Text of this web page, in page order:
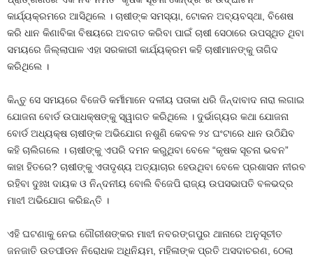
କାର୍ଯ୍ୟକ୍ରମରେ ଆସିଥିଲେ । ଚାଷୀଙ୍କ ସମସ୍ୟା, ଟୋକନ ଅବ୍ୟବସ୍ଥା, ବିଶେଷ
କରି ଧାନ କିଣାବିକା ବିଷୟରେ ଅବଗତ କରିବା ପାଇଁ ଚାଷୀ ସେଠାରେ ଉପସ୍ଥିତ ଥିବା
ସମୟରେ ଜିଲ୍ଲାପାଳ ଏହା ସରକାରୀ କାର୍ଯ୍ୟକ୍ରମ କହି ଚାଷୀମାନଙ୍କୁ ତାଗିଦ
କରିଥିଲେ ।
କିନ୍ତୁ ସେ ସମୟରେ ବିଜେଡି କର୍ମୀମାନେ ଦଳୀୟ ପତାକା ଧରି ଜିନ୍ଦାବାଦ ନାରା ଲଗାଇ
ଯୋଜନା ବୋର୍ଡ ଉପାଧକ୍ଷଙ୍କୁ ସ୍ୱାଗତ କରିଥିଲେ । ଦୁର୍ଭାଗ୍ୟର କଥା ଯୋଜନା
ବୋର୍ଡ ଅଧ୍ୟକ୍ଷ ଚାଷୀଙ୍କ ଅଭିଯୋଗ ନଶୁଣି କେବଳ ୨୪ ଘଂଟାରେ ଧାନ ଉଠିଯିବ
କହି ଚାଲିଗଲେ । ଚାଷୀଙ୍କୁ ଏପରି ଦମନ କରୁଥିବା ବେଳେ “କୃଷକ ସୂଚନା ଭବନ”
କାହା ହିତରେ? ଚାଷୀଙ୍କୁ ଏତାଦୃଶ୍ୟ ଅତ୍ୟାଚାର ହେଉଥିବା ବେଳେ ପ୍ରଶାସନ ନୀରବ
ରହିବା ଦୁଃଖ ଦାୟକ ଓ ନିନ୍ଦନୀୟ ବୋଲି ବିଜେପି ରାଜ୍ୟ ଉପସଭାପତି ବଳଭଦ୍ର
ମାଝୀ ଅଭିଯୋଗ କରିଛନ୍ତି ।
ଏହି ଘଟଣାକୁ ନେଇ ଗୌରୀଶଙ୍କର ମାଝୀ ନବରଙ୍ଗପୁର ଥାନାରେ ଅନୁସୂଚୀତ
ଜନଜାତି ଉତପୀଡନ ନିରୋଧକ ଅଧିନିୟମ, ମହିଳାଙ୍କ ପ୍ରତି ଅସଦାଚରଣ, ଠେଲା